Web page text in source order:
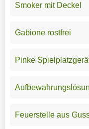
Smoker mit Deckel
Gabione rostfrei
Pinke
Feuerstelle aus